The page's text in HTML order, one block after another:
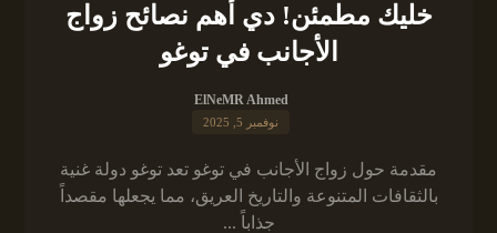
خليك مطمئن! دي أهم نصائح زواج
الأجانب في توغو
ElNeMR Ahmed
نوفمبر 5, 2025
مقدمة حول زواج الأجانب في توغو تعد توغو دولة غنية
بالثقافات المتنوعة والتاريخ العريق، مما يجعلها مقصداً
جذاباً ...